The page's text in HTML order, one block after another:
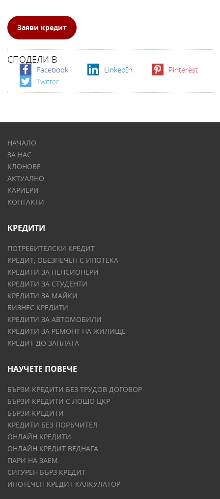
Заяви кредит
СПОДЕЛИ В
Facebook LinkedIn
Pinterest
Twitter
НАЧАЛО
ЗА НАС
КЛОНОВЕ
АКТУАЛНО
КАРИЕРИ
КОНТАКТИ
КРЕДИТИ
ПОТРЕБИТЕЛСКИ КРЕДИТ
КРЕДИТ, ОБЕЗПЕЧЕН С ИПОТЕКА
КРЕДИТИ ЗА ПЕНСИОНЕРИ
КРЕДИТИ ЗА СТУДЕНТИ
КРЕДИТИ ЗА МАЙКИ
БИЗНЕС КРЕДИТИ
КРЕДИТИ ЗА АВТОМОБИЛИ
КРЕДИТИ ЗА РЕМОНТ НА ЖИЛИЩЕ
КРЕДИТ ДО ЗАПЛАТА
НАУЧЕТЕ ПОВЕЧЕ
БЪРЗИ КРЕДИТИ БЕЗ ТРУДОВ ДОГОВОР
БЪРЗИ КРЕДИТИ С ЛОШО ЦКР
БЪРЗИ КРЕДИТИ
КРЕДИТИ БЕЗ ПОРЪЧИТЕЛ
ОНЛАЙН КРЕДИТИ
ОНЛАЙН КРЕДИТ ВЕДНАГА
ПАРИ НА ЗАЕМ
СИГУРЕН БЪРЗ КРЕДИТ
ИПОТЕЧЕН КРЕДИТ КАЛКУЛАТОР